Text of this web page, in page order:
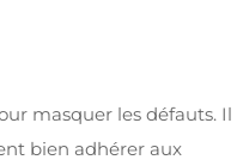
masquer les défauts. Il
bien adhérer aux